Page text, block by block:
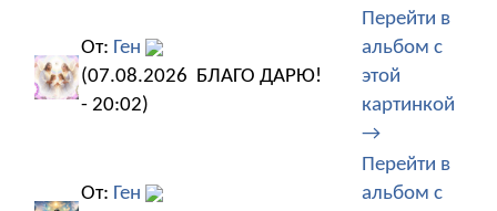
От: Ген
(07.08.2026
- 20:02)
БЛАГО ДАРЮ!
Перейти в
альбом с
этой
картинкой
→
От: Ген
Перейти в
альбом с